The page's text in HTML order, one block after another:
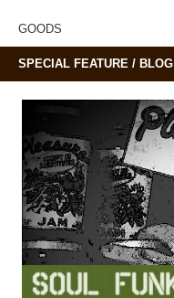
GOODS
SPECIAL FEATURE / BLOG